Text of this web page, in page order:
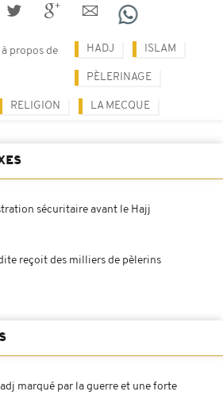
propos de HADJ ISLAM
PÈLERINAGE
RELIGION LA MECQUE
sécuritaire avant le Hajj
reçoit des milliers de pèlerins
marqué par la guerre et une forte